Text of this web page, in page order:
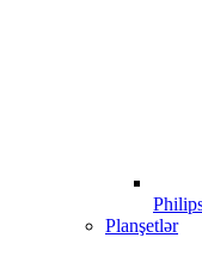
Planşetlər